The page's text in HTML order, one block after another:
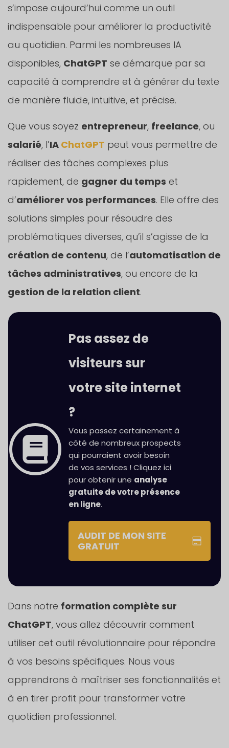
s’impose aujourd’hui comme un outil
indispensable pour améliorer la productivité
au quotidien. Parmi les nombreuses IA
disponibles, ChatGPT se démarque par sa
capacité à comprendre et à générer du texte
de manière fluide, intuitive, et précise.
Que vous soyez entrepreneur, freelance, ou
salarié, l’IA ChatGPT peut vous permettre de
réaliser des tâches complexes plus
rapidement, de gagner du temps et
d’améliorer vos performances. Elle offre des
solutions simples pour résoudre des
problématiques diverses, qu’il s’agisse de la
création de contenu, de l’automatisation de
tâches administratives, ou encore de la
gestion de la relation client.
Pas assez de
visiteurs sur
votre site internet
?
Vous passez certainement à
côté de nombreux prospects
qui pourraient avoir besoin
de vos services ! Cliquez ici
pour obtenir une analyse
gratuite de votre présence
en ligne.
AUDIT DE MON SITE
GRATUIT
Dans notre formation complète sur
ChatGPT, vous allez découvrir comment
utiliser cet outil révolutionnaire pour répondre
à vos besoins spécifiques. Nous vous
apprendrons à maîtriser ses fonctionnalités et
à en tirer profit pour transformer votre
quotidien professionnel.